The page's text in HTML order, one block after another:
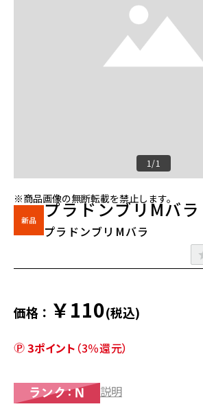
1/1
※商品画像の無断転載を禁止します。
プラドンブリMバラ
プラドンブリMバラ
価格： ￥110(税込)
3ポイント （3％還元）
説明